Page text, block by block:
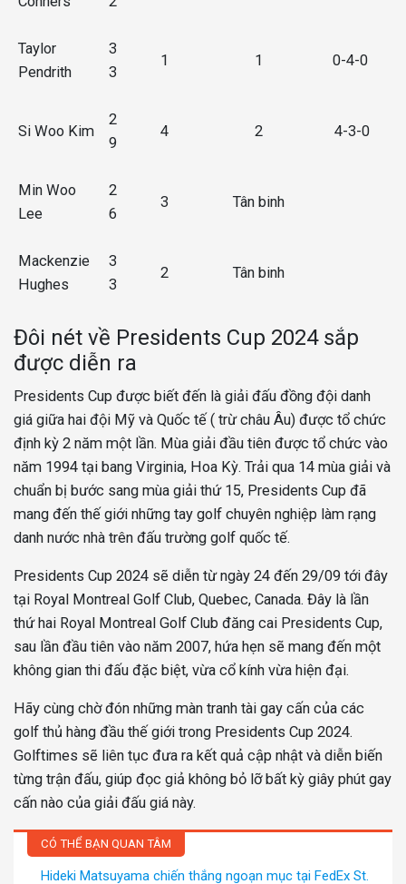
Taylor
Pendrith
3
3
1 1 0-4-0
Si Woo Kim
2
9
4 2 4-3-0
Min Woo
Lee
2
6
3 Tân binh
Mackenzie
Hughes
3
3
2 Tân binh
Đôi nét về Presidents Cup 2024 sắp
được diễn ra
Presidents Cup được biết đến là giải đấu đồng đội danh
giá giữa hai đội Mỹ và Quốc tế ( trừ châu Âu) được tổ chức
định kỳ 2 năm một lần. Mùa giải đầu tiên được tổ chức vào
năm 1994 tại bang Virginia, Hoa Kỳ. Trải qua 14 mùa giải và
chuẩn bị bước sang mùa giải thứ 15, Presidents Cup đã
mang đến thế giới những tay golf chuyên nghiệp làm rạng
danh nước nhà trên đấu trường golf quốc tế.
Presidents Cup 2024 sẽ diễn từ ngày 24 đến 29/09 tới đây
tại Royal Montreal Golf Club, Quebec, Canada. Đây là lần
thứ hai Royal Montreal Golf Club đăng cai Presidents Cup,
sau lần đầu tiên vào năm 2007, hứa hẹn sẽ mang đến một
không gian thi đấu đặc biệt, vừa cổ kính vừa hiện đại.
Hãy cùng chờ đón những màn tranh tài gay cấn của các
golf thủ hàng đầu thế giới trong Presidents Cup 2024.
Golftimes sẽ liên tục đưa ra kết quả cập nhật và diễn biến
từng trận đấu, giúp đọc giả không bỏ lỡ bất kỳ giây phút gay
cấn nào của giải đấu giá này.
CÓ THỂ BẠN QUAN TÂM
Hideki Matsuyama chiến thắng ngoạn mục tại FedEx St.